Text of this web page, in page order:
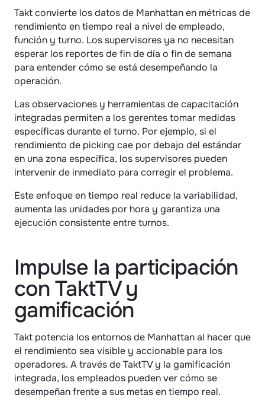
Takt convierte los datos de Manhattan en métricas de
rendimiento en tiempo real a nivel de empleado,
función y turno. Los supervisores ya no necesitan
esperar los reportes de fin de día o fin de semana
para entender cómo se está desempeñando la
operación.
Las observaciones y herramientas de capacitación
integradas permiten a los gerentes tomar medidas
específicas durante el turno. Por ejemplo, si el
rendimiento de picking cae por debajo del estándar
en una zona específica, los supervisores pueden
intervenir de inmediato para corregir el problema.
Este enfoque en tiempo real reduce la variabilidad,
aumenta las unidades por hora y garantiza una
ejecución consistente entre turnos.
Impulse la participación
con TaktTV y
gamificación
Takt potencia los entornos de Manhattan al hacer que
el rendimiento sea visible y accionable para los
operadores. A través de TaktTV y la gamificación
integrada, los empleados pueden ver cómo se
desempeñan frente a sus metas en tiempo real.